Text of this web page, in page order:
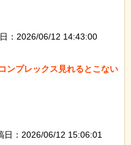
：2026/06/12 14:43:00
ンプレックス見れるとこない
日：2026/06/12 15:06:01